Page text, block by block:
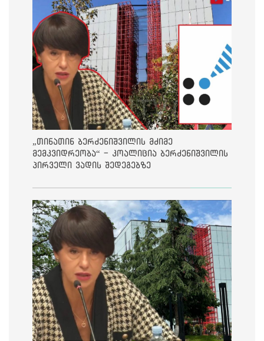
„თინათინ ბერძენიშვილის მძიმე
მემკვიდრეობა“ - კოალიცია ბერძენიშვილის
პირველი ვადის შედეგებზე